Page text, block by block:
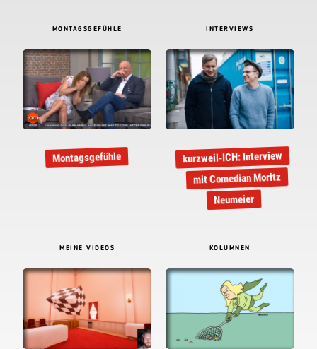
MONTAGSGEFÜHLE
Montagsgefühle
INTERVIEWS
kurzweil-ICH: Interview
mit Comedian Moritz
Neumeier
MEINE VIDEOS KOLUMNEN